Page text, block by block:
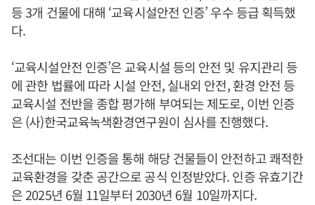
등 3개 건물에 대해 ‘교육시설안전 인증’ 우수 등급 획득했
다.
‘교육시설안전 인증’은 교육시설 등의 안전 및 유지관리 등
에 관한 법률에 따라 시설 안전, 실내외 안전, 환경 안전 등
교육시설 전반을 종합 평가해 부여되는 제도로, 이번 인증
은 (사)한국교육녹색환경연구원이 심사를 진행했다.
조선대는 이번 인증을 통해 해당 건물들이 안전하고 쾌적한
교육환경을 갖춘 공간으로 공식 인정받았다. 인증 유효기간
은 2025년 6월 11일부터 2030년 6월 10일까지다.